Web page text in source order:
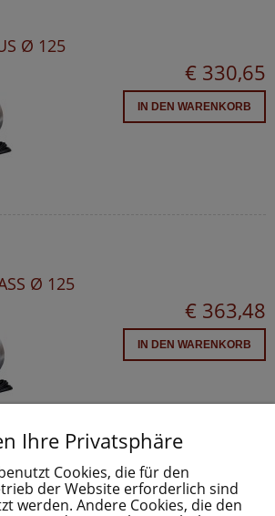
Ø 125
€ 330,65
IN DEN WARENKORB
Ø 125
€ 363,48
IN DEN WARENKORB
Ihre Privatsphäre
Cookies, die für den
der Website erforderlich sind
werden. Andere Cookies, die den